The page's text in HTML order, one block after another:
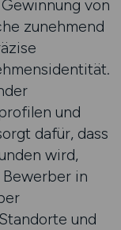
von
zunehmend
und
dafür, dass
wird,
in
und